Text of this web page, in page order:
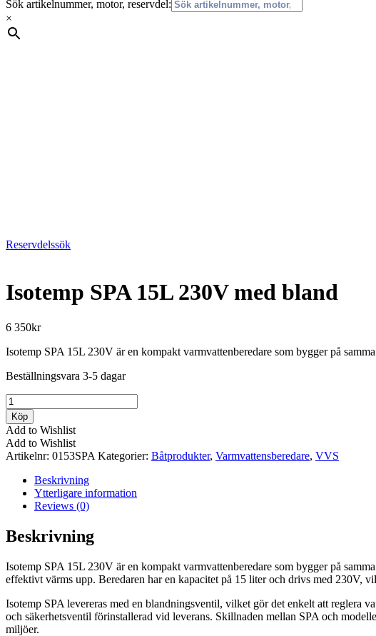
Sök artikelnummer, motor, reservdel:
×
Reservdelssök
Isotemp SPA 15L 230V med bland
6 350kr
Isotemp SPA 15L 230V är en kompakt varmvattenberedare som bygger på
Beställningsvara 3-5 dagar
Isotemp
SPA
15L
230V
med
bland
mängd
Köp
Add to Wishlist
Add to Wishlist
Artikelnr: 0153SPA Kategorier: Båtprodukter, Varmvattensberedare, VVS
Beskrivning
Ytterligare information
Reviews (0)
Beskrivning
Isotemp SPA 15L 230V är en kompakt varmvattenberedare som bygger på
effektivt värms upp. Beredaren har en kapacitet på 15 liter och drivs med 230V,
Isotemp SPA levereras med en blandningsventil, vilket gör det enkelt att reglera
och säkerhetsventil förinstallerad vid leverans. Skillnaden mellan SPA och
miljöer.